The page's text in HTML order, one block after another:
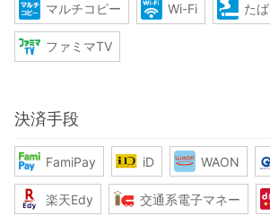
マルチコピー Wi-Fi たば
ファミマTV
決済手段
FamiPay iD WAON
楽天Edy 交通系電子マネー